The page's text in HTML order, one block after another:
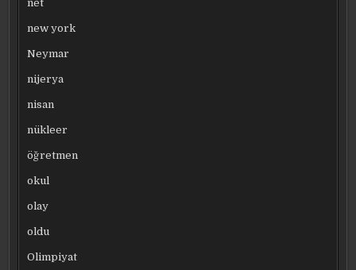
net
new york
Neymar
nijerya
nisan
nükleer
öğretmen
okul
olay
oldu
Olimpiyat